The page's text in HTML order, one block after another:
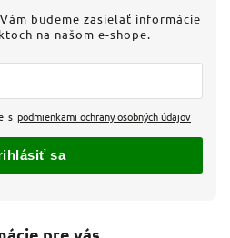
budeme zasielať informácie
na našom e-shope.
s podmienkami ochrany osobných údajov
sa